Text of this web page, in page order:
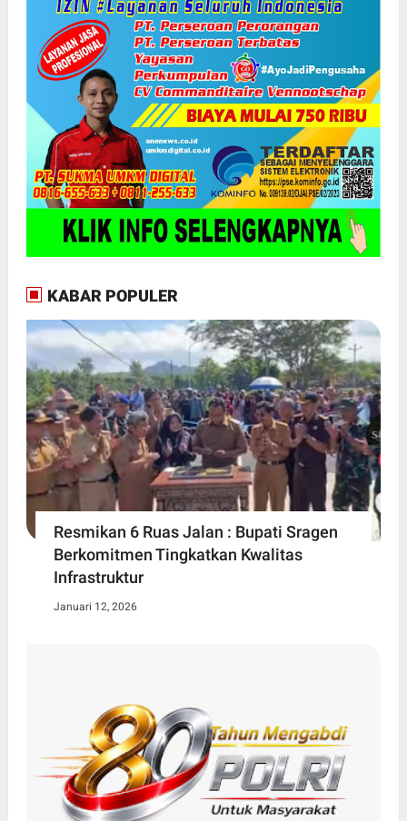
KABAR POPULER
Resmikan 6 Ruas Jalan : Bupati Sragen
Berkomitmen Tingkatkan Kwalitas
Infrastruktur
Januari 12, 2026